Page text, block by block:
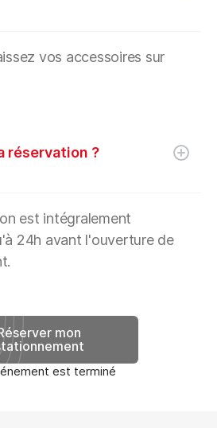
vos accessoires sur
réservation ?
est intégralement
24h avant l'ouverture de
mon
est terminé